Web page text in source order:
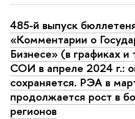
485-й выпуск
«Комментарии о
Бизнесе» (в графиках и
СОИ в апреле 2024 г.:
сохраняется. РЭА в
продолжается рост в
регионов